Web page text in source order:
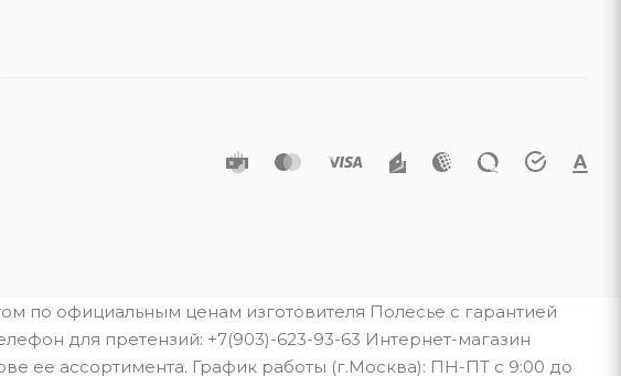
по официальным ценам изготовителя Полесье с гарантией
для претензий: +7(903)-623-93-63 Интернет-магазин
ее ассортимента. График работы (г.Москва): ПН-ПТ с 9:00 до